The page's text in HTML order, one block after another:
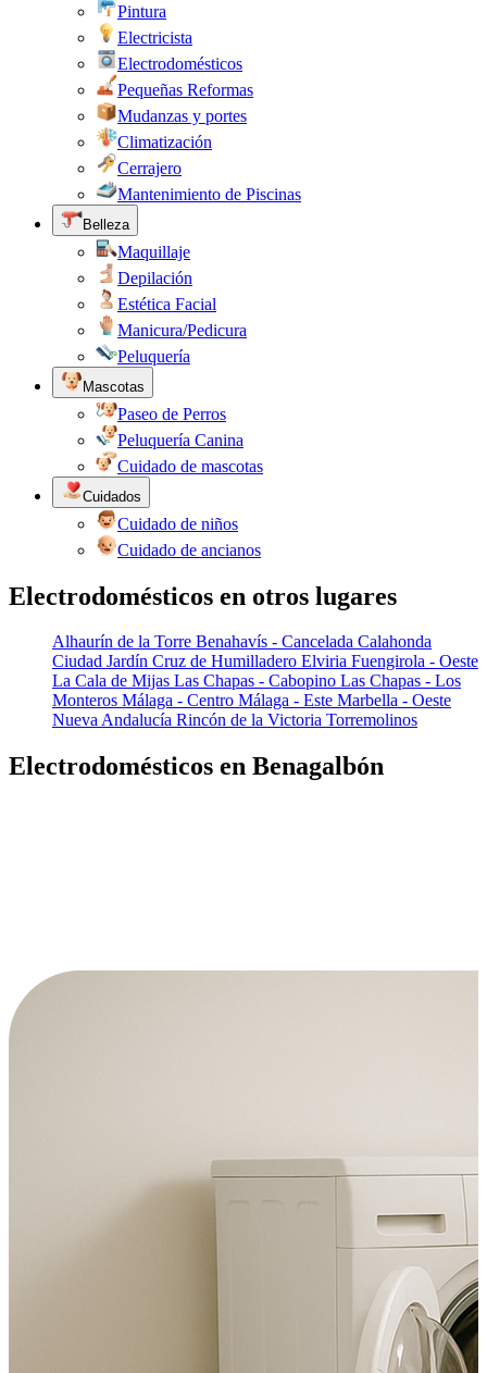
Pintura
Electricista
Electrodomésticos
Pequeñas Reformas
Mudanzas y portes
Climatización
Cerrajero
Mantenimiento de Piscinas
Belleza
Maquillaje
Depilación
Estética Facial
Manicura/Pedicura
Peluquería
Mascotas
Paseo de Perros
Peluquería Canina
Cuidado de mascotas
Cuidados
Cuidado de niños
Cuidado de ancianos
Electrodomésticos en otros lugares
Alhaurín de la Torre Benahavís - Cancelada Calahonda
Ciudad Jardín Cruz de Humilladero Elviria Fuengirola - Oeste
La Cala de Mijas Las Chapas - Cabopino Las Chapas - Los
Monteros Málaga - Centro Málaga - Este Marbella - Oeste
Nueva Andalucía Rincón de la Victoria Torremolinos
Electrodomésticos en Benagalbón